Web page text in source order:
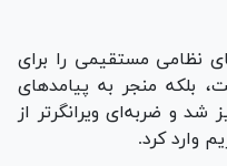
نظامی مستقیمی را برای
بلکه منجر به پیامد‌های
و ضربه‌ای ویرانگرتر از
وارد کرد.